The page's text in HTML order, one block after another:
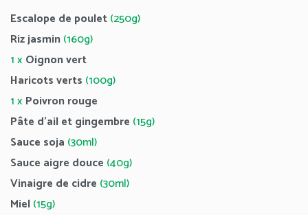
Escalope de poulet(250g)
Riz jasmin(160g)
1 xOignon vert
Haricots verts (100g)
1 xPoivron rouge
Pâte d’ail et gingembre (15g)
Sauce soja (30ml)
Sauce aigre douce (40g)
Vinaigre de cidre (30ml)
Miel(15g)